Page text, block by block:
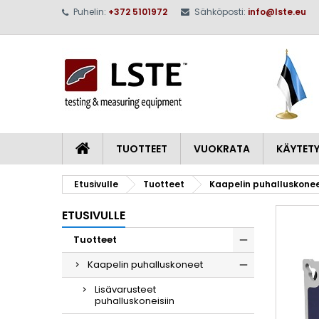
Puhelin: +372 5101972 Sähköposti: info@lste.eu
TUOTTEET VUOKRATA
Etusivulle Tuotteet Kaapelin
ETUSIVULLE
Tuotteet
Kaapelin puhalluskoneet
Lisävarusteet
puhalluskoneisiin